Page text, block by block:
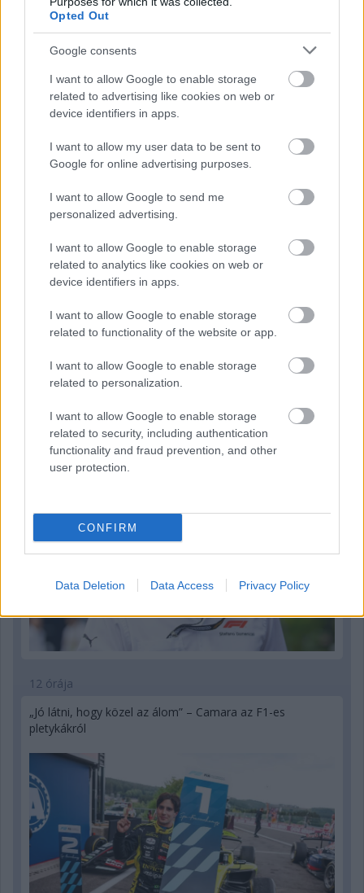
Opted Out
Google consents
I want to allow Google to enable storage
related to advertising like cookies on web or
device identifiers in apps.
I want to allow my user data to be sent to
Google for online advertising purposes.
I want to allow Google to send me
personalized advertising.
I want to allow Google to enable storage
related to analytics like cookies on web or
device identifiers in apps.
I want to allow Google to enable storage
related to functionality of the website or app.
I want to allow Google to enable storage
related to personalization.
I want to allow Google to enable storage
related to security, including authentication
functionality and fraud prevention, and other
user protection.
CONFIRM
Data Deletion Data Access Privacy Policy
részletek
Hallgasd meg a Formula Podcast
legfrissebb adását!
Kövess minket a Facebookon
Parc Fermé
8 órája
Az F1-es Német Nagydíj „mindenképpen megvalósul”
Domenicali szerint
12 órája
„Jó látni, hogy közel az álom” – Camara az F1-es
pletykákról